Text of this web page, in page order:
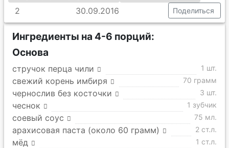
2
30.09.2016 Поделиться
Ингредиенты на 4-6 порций:
Основа
стручок перца чили 1 шт.
свежий корень имбиря 70 грамм
чернослив без косточки 3 шт.
чеснок 1 зубчик
соевый соус 75 мл.
арахисовая паста (около 60 грамм) 2 ст.л.
мёд 1 ст.л.